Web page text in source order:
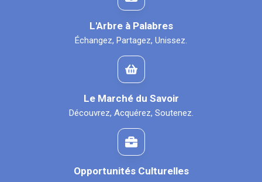
L'Arbre à Palabres
Échangez, Partagez, Unissez.
Le Marché du Savoir
Découvrez, Acquérez, Soutenez.
Opportunités Culturelles